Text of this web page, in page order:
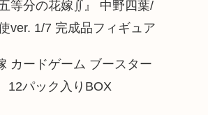
等分の花嫁∬』 中野四葉/
ver. 1/7 完成品フィギュア
カードゲーム ブースター
パック入りBOX